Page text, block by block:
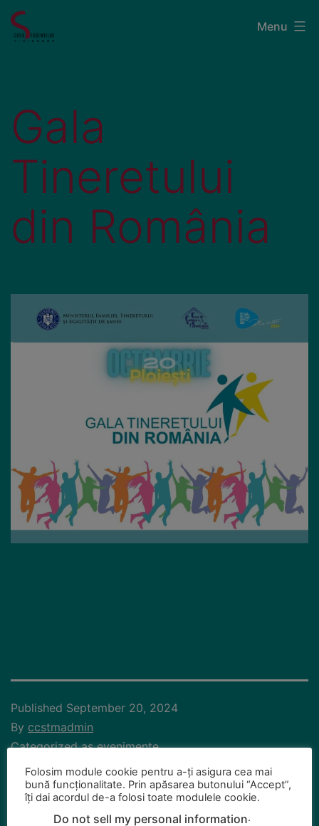
Menu
Gala
Tineretului
din România
Published September 20, 2024
By ccstmadmin
Categorized asevenimente
Folosim module cookie pentru a-ți asigura cea mai
bună funcționalitate. Prin apăsarea butonului “Accept”,
îți dai acordul de-a folosi toate modulele cookie.
Do not sell my personal information.